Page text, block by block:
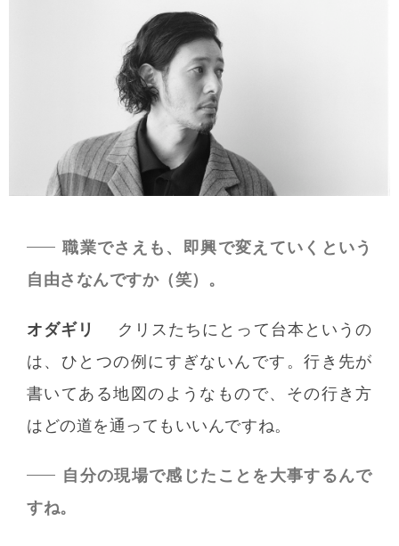
職業でさえも、即興で変えていくという
自由さなんですか（笑）。
オダギリ
クリスたちにとって台本というの
は、ひとつの例にすぎないんです。行き先が
書いてある地図のようなもので、その行き方
はどの道を通ってもいいんですね。
自分の現場で感じたことを大事するんで
すね。